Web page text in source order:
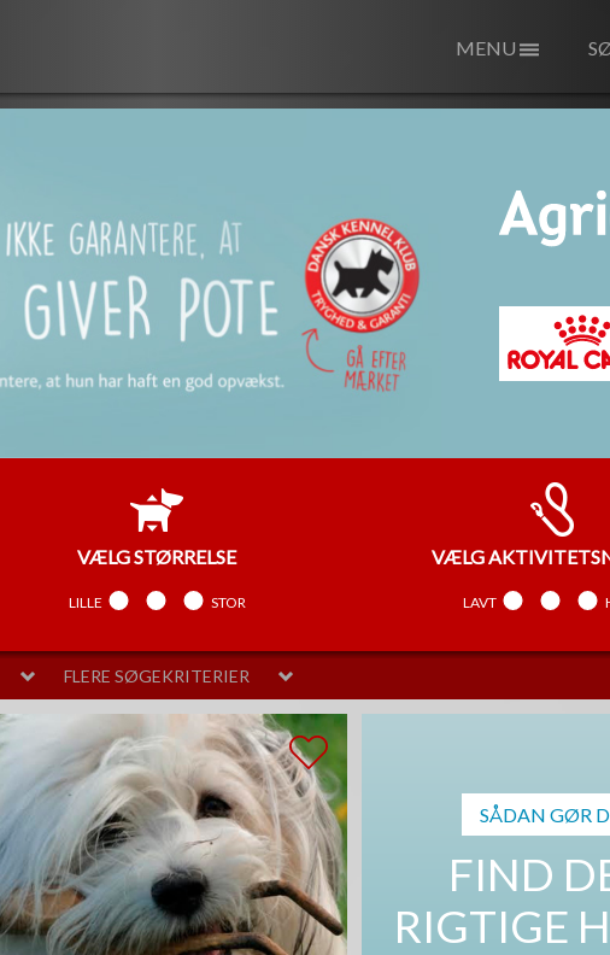
MENU
VÆLGSTØRRELSE
LILLE MELLEM STOR
VÆLG
LAVT MELLEM
VÆLGPELSPLEJE
LIDT MELLEM MEGET SAMARBEJDENDE
FLERE SØGEKRITERIER
SÅDAN GØR
FIND
RIGTIGE